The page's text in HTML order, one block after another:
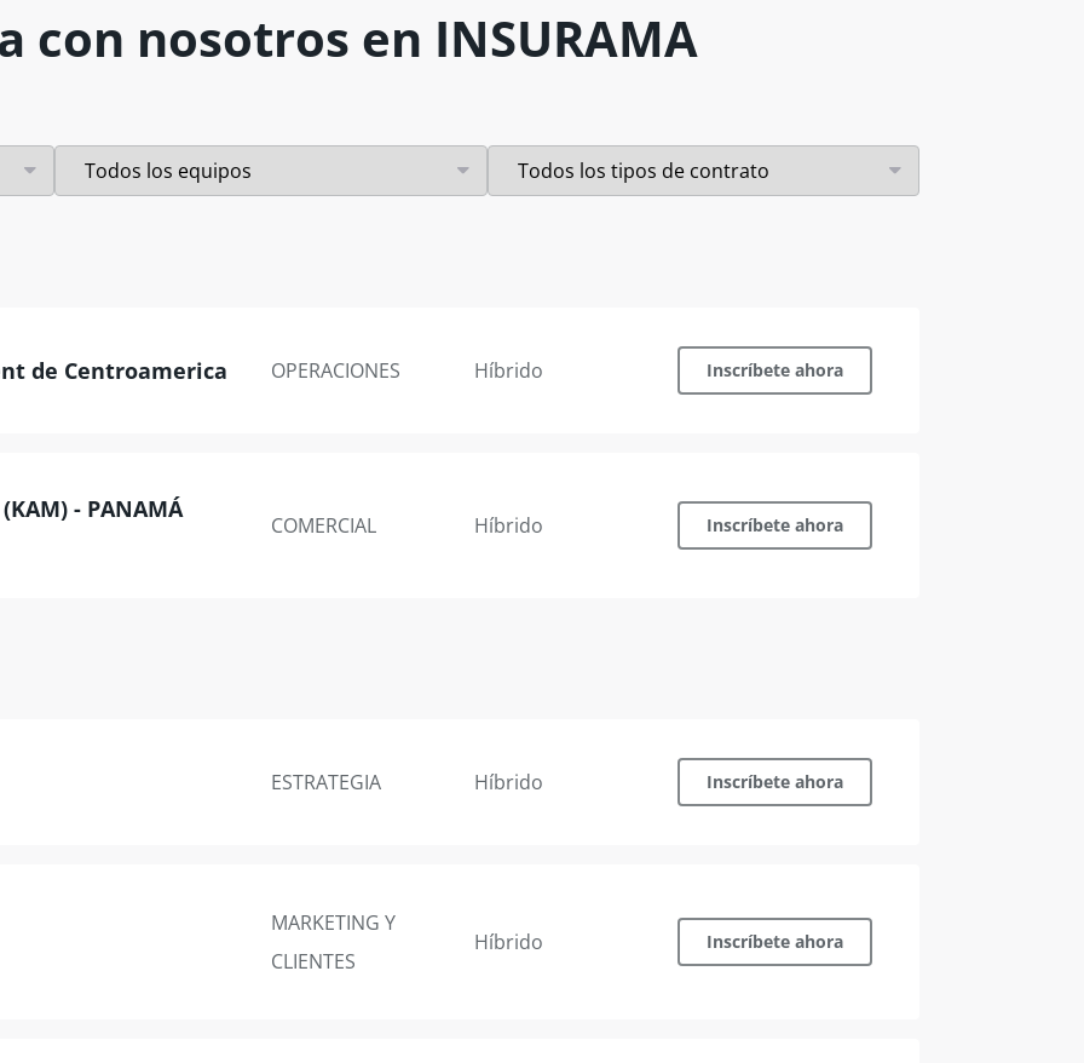
con nosotros en INSURAMA
de Centroamerica OPERACIONES Híbrido Inscríbete ahora
(KAM) - PANAMÁ
COMERCIAL Híbrido Inscríbete ahora
ESTRATEGIA Híbrido Inscríbete ahora
MARKETING Y
CLIENTES
Híbrido Inscríbete ahora